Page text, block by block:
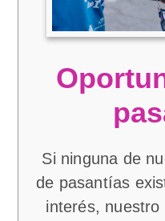
Si ninguna de
de pasantías
interés, nuestro